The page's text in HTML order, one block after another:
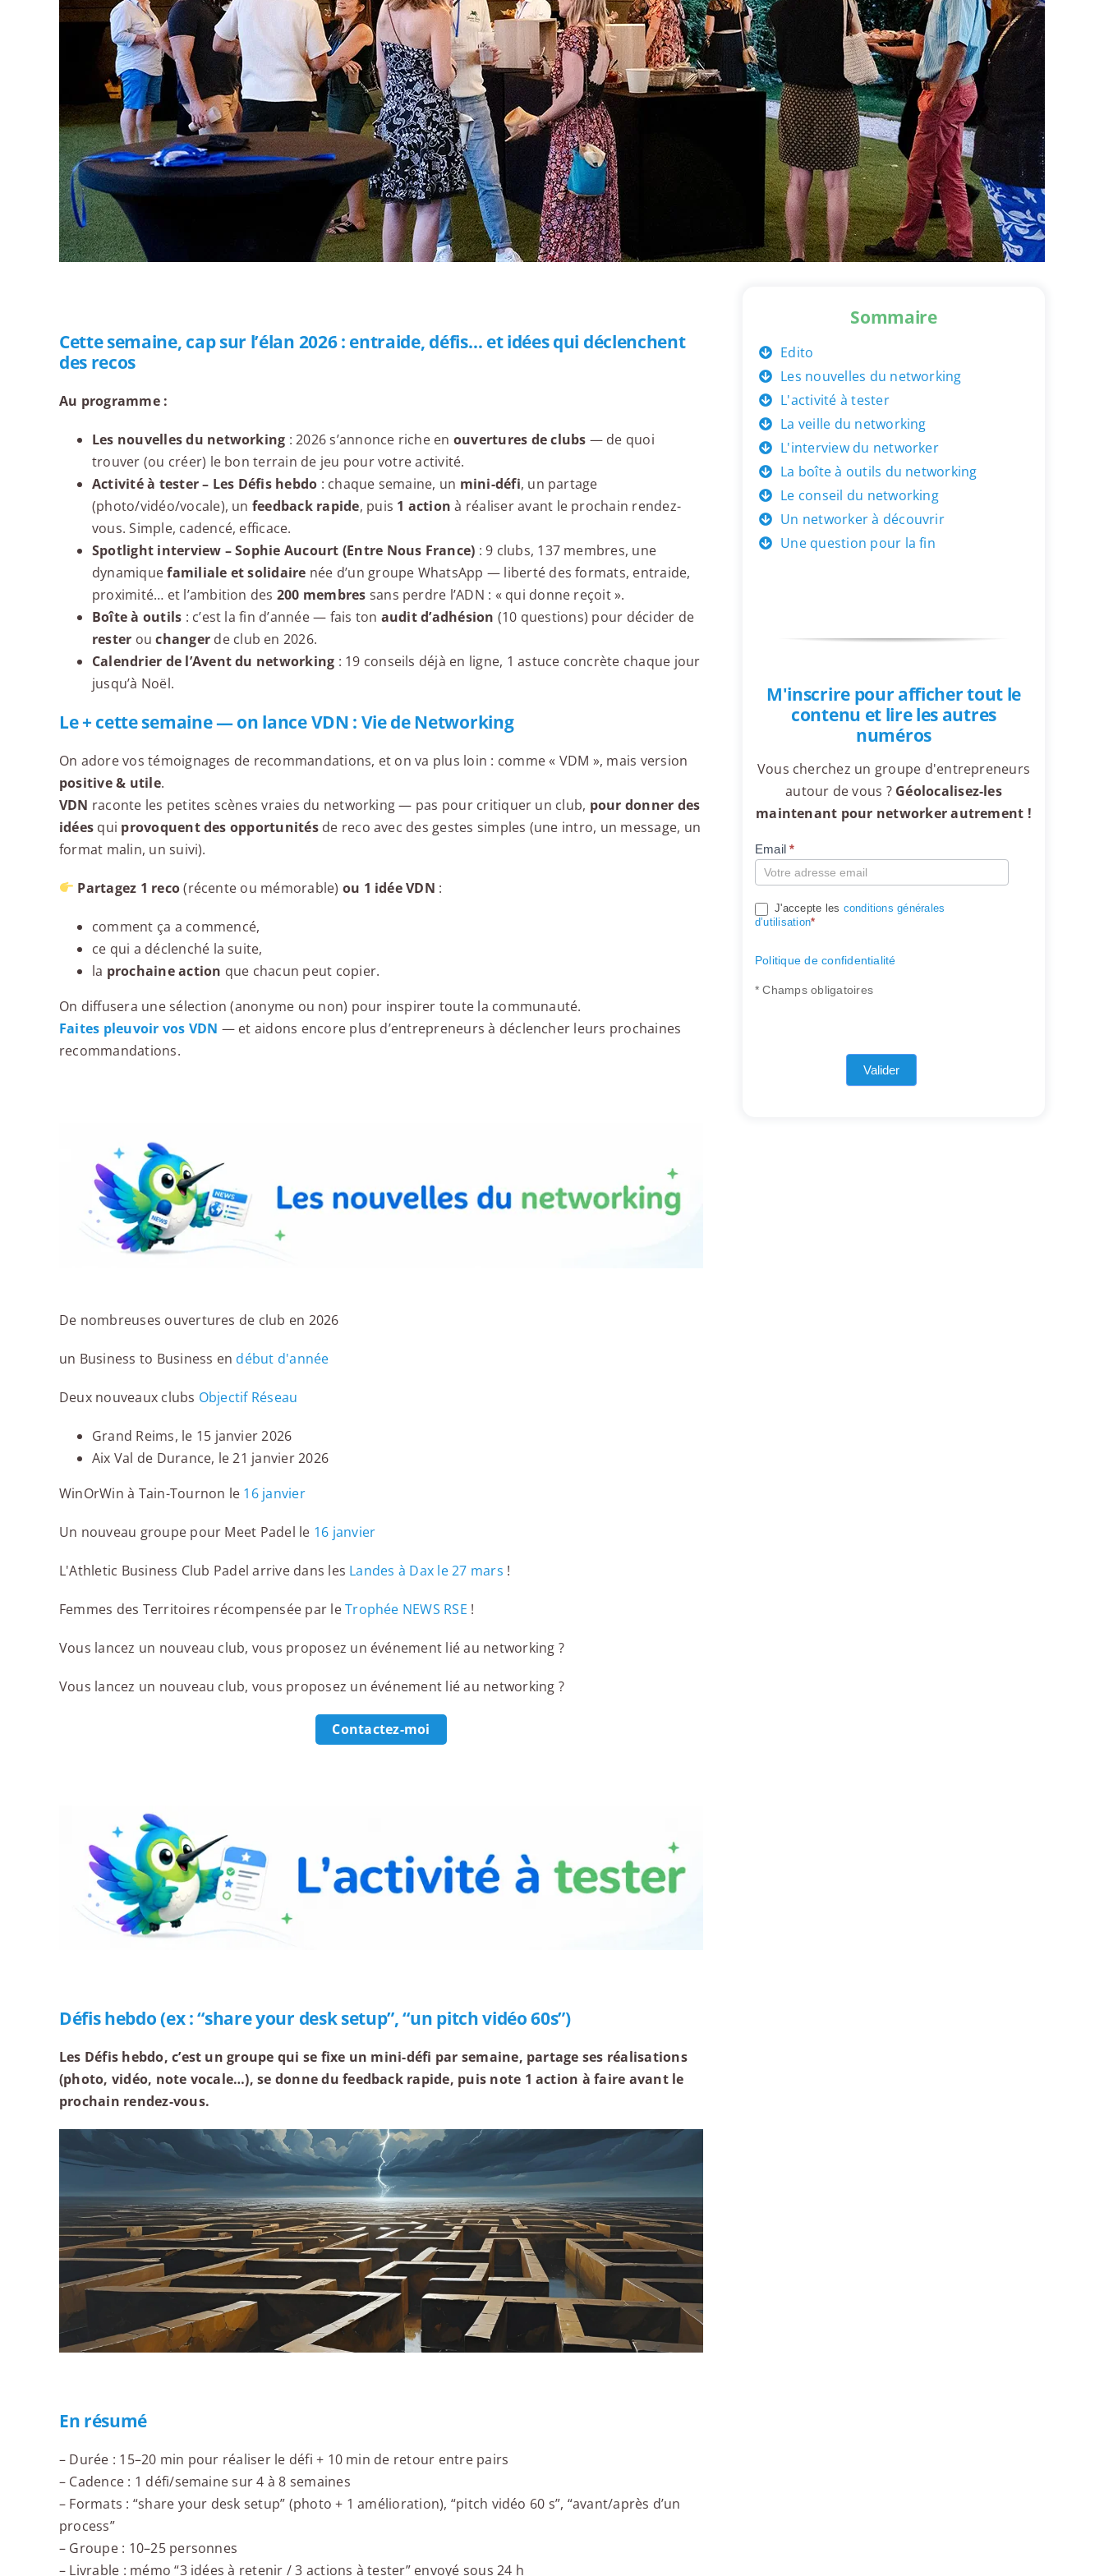
Cette semaine, cap sur l’élan 2026 : entraide, défis… et idées qui déclenchent
des recos
Au programme :
Les nouvelles du networking : 2026 s’annonce riche en ouvertures de clubs — de quoi
trouver (ou créer) le bon terrain de jeu pour votre activité.
Activité à tester – Les Défis hebdo : chaque semaine, un mini-défi, un partage
(photo/vidéo/vocale), un feedback rapide, puis 1 action à réaliser avant le prochain rendez-
vous. Simple, cadencé, efficace.
Spotlight interview – Sophie Aucourt (Entre Nous France) : 9 clubs, 137 membres, une
dynamiquefamiliale et solidaire née d’un groupe WhatsApp — liberté des formats, entraide,
proximité… et l’ambition des 200 membres sans perdre l’ADN : « qui donne reçoit ».
Boîte à outils : c’est la fin d’année — fais ton audit d’adhésion (10 questions) pour décider de
rester ouchanger de club en 2026.
Calendrier de l’Avent du networking : 19 conseils déjà en ligne, 1 astuce concrète chaque jour
jusqu’à Noël.
Le + cette semaine — on lanceVDN : Vie de Networking
On adore vos témoignages de recommandations, et on va plus loin : comme « VDM », mais version
positive & utile.
VDN raconte les petites scènes vraies du networking — pas pour critiquer un club, pour donner des
idées qui provoquent des opportunitésde reco avec des gestes simples (une intro, un message, un
format malin, un suivi).
Partagez 1 reco(récente ou mémorable) ou 1 idée VDN :
comment ça a commencé,
ce qui a déclenché la suite,
la prochaine action que chacun peut copier.
On diffusera une sélection (anonyme ou non) pour inspirer toute la communauté.
Faites pleuvoir vos VDN — et aidons encore plus d’entrepreneurs à déclencher leurs prochaines
recommandations.
De nombreuses ouvertures de club en 2026
un Business to Business en début d'année
Deux nouveaux clubs Objectif Réseau
Grand Reims, le 15 janvier 2026
Aix Val de Durance, le 21 janvier 2026
WinOrWin à Tain-Tournon le 16 janvier
Un nouveau groupe pour Meet Padel le 16 janvier
L'Athletic Business Club Padel arrive dans les Landes à Dax le 27 mars !
Femmes des Territoires récompensée par leTrophée NEWS RSE !
Vous lancez un nouveau club, vous proposez un événement lié au networking ?
Vous lancez un nouveau club, vous proposez un événement lié au networking ?
Contactez-moi
Défis hebdo (ex : “share your desk setup”, “un pitch vidéo 60s”)
Les Défis hebdo, c’est un groupe qui se fixe un mini-défi par semaine, partage ses réalisations
(photo, vidéo, note vocale…), se donne du feedback rapide, puis note 1 action à faire avant le
prochain rendez-vous.
En résumé
– Durée : 15–20 min pour réaliser le défi + 10 min de retour entre pairs
– Cadence : 1 défi/semaine sur 4 à 8 semaines
– Formats : “share your desk setup” (photo + 1 amélioration), “pitch vidéo 60 s”, “avant/après d’un
process”
– Groupe : 10–25 personnes
– Livrable : mémo “3 idées à retenir / 3 actions à tester” envoyé sous 24 h
Sommaire
Edito
Les nouvelles du networking
L'activité à tester
La veille du networking
L'interview du networker
La boîte à outils du networking
Le conseil du networking
Un networker à découvrir
Une question pour la fin
M'inscrire pour afficher tout le
contenu et lire les autres
numéros
Vous cherchez un groupe d'entrepreneurs
autour de vous ? Géolocalisez-les
maintenant pour networker autrement !
Compte
Email*
J'accepte les conditions générales
d’utilisation*
Politique de confidentialité
* Champs obligatoires
Valider